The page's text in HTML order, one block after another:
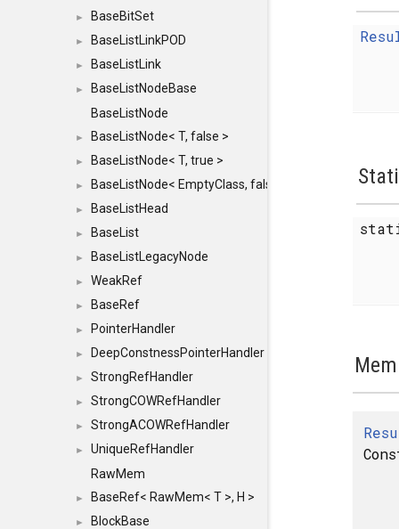
► BaseBitSet
► BaseListLinkPOD
► BaseListLink
►
BaseListNodeBase
BaseListNode
► BaseListNode< T, false >
► BaseListNode< T, true >
► BaseListNode< EmptyClass, false >
► BaseListHead
► BaseList
► BaseListLegacyNode
► WeakRef
► BaseRef
► PointerHandler
► DeepConstnessPointerHandler
► StrongRefHandler
► StrongCOWRefHandler
► StrongACOWRefHandler
►
UniqueRefHandler
RawMem
► BaseRef< RawMem< T >, H >
► BlockBase